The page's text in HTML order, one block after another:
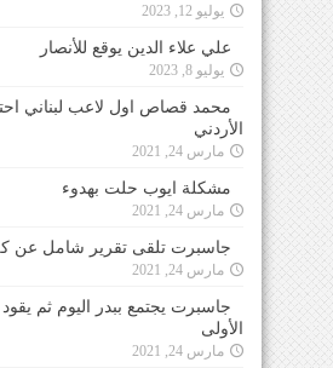
يوليو 12, 2023
علي علاء الدين يوقع للأنصار
يوليو 8, 2023
محمد قصاص اول لاعب لبناني
الأردني
مارس 24, 2021
مشكلة ايوب حلت بهدوء
مارس 24, 2021
جاسبرت تلقى تقرير شامل عن
مارس 24, 2021
جاسبرت يجتمع ببدر اليوم ثم يقود
الأولى
مارس 24, 2021